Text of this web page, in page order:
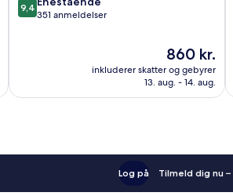
ud
9,4
351 anmeldelser
Prisen
er
860 kr.
860 kr.
inkluderer skatter og gebyrer
13. aug. - 14. aug.
Log på Tilmeld dig nu